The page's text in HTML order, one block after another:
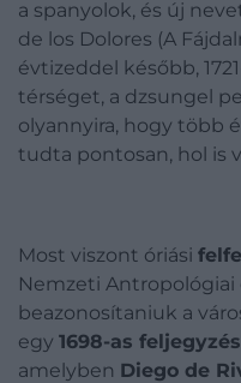
a spanyolok, és új
de los Dolores (A
évtizeddel később,
térséget, a dzsungel
olyannyira, hogy több
tudta pontosan, hol is
Most viszont óriási
Nemzeti
beazonosítaniuk a
egy 1698-as feljegyzés
amelyben Diego de